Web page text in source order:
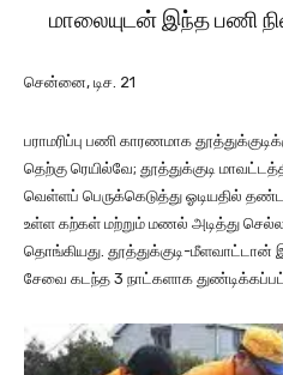
மாலையுடன் இந்த பணி
சென்னை, டிச. 21
பராமரிப்பு பணி காரணமாக
தெற்கு ரெயில்வே; தூத்துக்குடி
வெள்ளப் பெருக்கெடுத்து ஓடியதில்
உள்ள கற்கள் மற்றும் மணல் அடித்து
தொங்கியது. தூத்துக்குடி-
சேவை கடந்த 3 நாட்களாக